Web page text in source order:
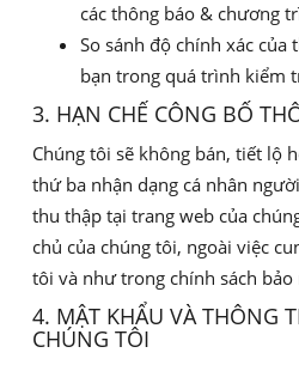
các thông báo & chương
So sánh độ chính xác của
bạn trong quá trình kiểm
3. HẠN CHẾ CÔNG BỐ
Chúng tôi sẽ không bán, tiết lộ
thứ ba nhận dạng cá nhân
thu thập tại trang web của
chủ của chúng tôi, ngoài việc
tôi và như trong chính sách bảo
4. MẬT KHẨU VÀ THÔNG
CHÚNG TÔI